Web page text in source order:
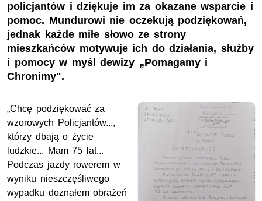
policjantów i dziękuje im za okazane wsparcie i
pomoc. Mundurowi nie oczekują podziękowań,
jednak każde miłe słowo ze strony
mieszkańców motywuje ich do działania, służby
i pomocy w myśl dewizy „Pomagamy i
Chronimy".
„Chcę podziękować za
wzorowych Policjantów...,
którzy dbają o życie
ludzkie... Mam 75 lat...
Podczas jazdy rowerem w
wyniku nieszczęśliwego
wypadku doznałem obrażeń